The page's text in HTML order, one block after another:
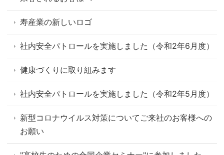
寿産業の新しいロゴ
社内安全パトロールを実施しました（令和2年6月度）
健康づくりに取り組みます
社内安全パトロールを実施しました（令和2年5月度）
新型コロナウイルス対策についてご来社のお客様への
お願い